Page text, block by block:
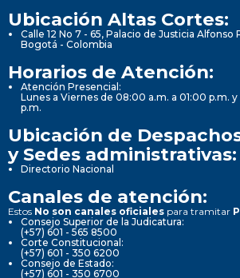
Ubicación Altas Cortes:
Calle 12 No 7 - 65, Palacio de Justicia Alfonso
Bogotá - Colombia
Horarios de Atención:
Atención Presencial:
Lunes a Viernes de 08:00 a.m. a 01:00 p.m.
p.m.
Ubicación de
y Sedes administrativas:
Directorio Nacional
Canales de atención:
Estos No son canales oficiales para tramitar
Consejo Superior de la Judicatura:
(+57) 601 - 565 8500
Corte Constitucional:
(+57) 601 - 350 6200
Consejo de Estado:
(+57) 601 - 350 6700